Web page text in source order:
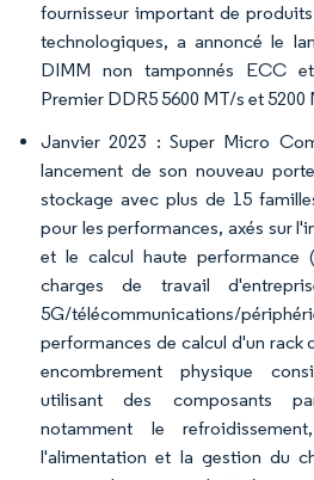
fournisseur important de
technologiques, a annoncé le
DIMM non tamponnés ECC
Premier DDR5 5600 MT/s et 5200
Janvier 2023 : Super Micro
lancement de son nouveau
stockage avec plus de 15
pour les performances, axés sur
et le calcul haute performance
charges de travail
5G/télécommunications/
performances de calcul d'un rack
encombrement physique
utilisant des composants
notamment le
l'alimentation et la gestion du